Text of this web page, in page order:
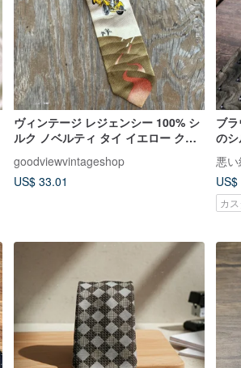
ヴィンテージ レジェンシー 100% シ
ルク ノベルティ タイ イエロー クラ
シックカー 風景プリント
goodviewvintageshop
US$ 33.01
ブ
のシ
悪
カ